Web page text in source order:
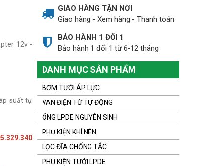
12v -
suất tự
GIAO HÀNG TẬN NƠI
Giao hàng - Xem hàng - Thanh toán
BẢO HÀNH 1 ĐỔI 1
Bảo hành 1 đổi 1 từ 6-12 tháng
DANH MỤC SẢN PHẨM
BƠM TƯỚI ÁP LỰC
VAN ĐIỆN TỪ TỰ ĐỘNG
ỐNG LPDE NGUYÊN SINH
PHỤ KIỆN KHÍ NÉN
LỌC ĐĨA CHỐNG TẮC
PHỤ KIỆN TƯỚI LPDE